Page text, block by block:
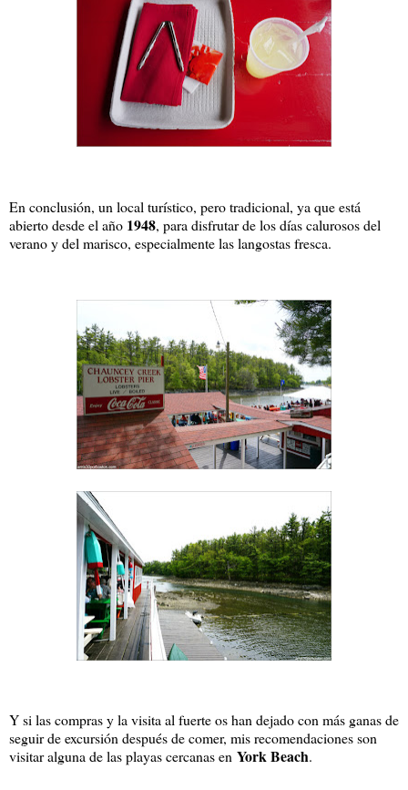
En conclusión, un local turístico, pero tradicional, ya que está
abierto desde el año 1948, para disfrutar de los días calurosos del
verano y del marisco, especialmente las langostas fresca.
Y si las compras y la visita al fuerte os han dejado con más ganas de
seguir de excursión después de comer, mis recomendaciones son
visitar alguna de las playas cercanas en York Beach.